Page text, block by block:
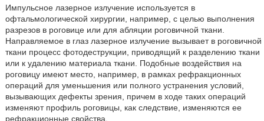
Импульсное лазерное излучение используется в
офтальмологической хирургии, например, с целью выполнения
разрезов в роговице или для абляции роговичной ткани.
Направляемое в глаз лазерное излучение вызывает в роговичной
ткани процесс фотодеструкции, приводящий к разделению ткани
или к удалению материала ткани. Подобные воздействия на
роговицу имеют место, например, в рамках рефракционных
операций для уменьшения или полного устранения условий,
вызывающих дефекты зрения, причем в ходе таких операций
изменяют профиль роговицы, как следствие, изменяются ее
рефракционные свойства.